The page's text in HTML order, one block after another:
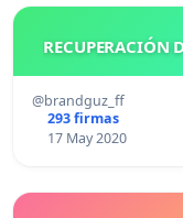
RECUPERACIÓN
@brandguz_ff
293 firmas
17 May 2020